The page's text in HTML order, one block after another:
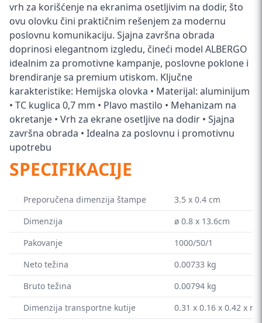
vrh za korišćenje na ekranima osetljivim na dodir, što
ovu olovku čini praktičnim rešenjem za modernu
poslovnu komunikaciju. Sjajna završna obrada
doprinosi elegantnom izgledu, čineći model ALBERGO
idealnim za promotivne kampanje, poslovne poklone i
brendiranje sa premium utiskom. Ključne
karakteristike: Hemijska olovka • Materijal: aluminijum
• TC kuglica 0,7 mm • Plavo mastilo • Mehanizam na
okretanje • Vrh za ekrane osetljive na dodir • Sjajna
završna obrada • Idealna za poslovnu i promotivnu
upotrebu
SPECIFIKACIJE
Preporučena dimenzija štampe
3.5 x 0.4 cm
Dimenzija
ø 0.8 x 13.6cm
Pakovanje
1000/50/1
Neto težina
0.00733 kg
Bruto težina
0.00794 kg
Dimenzija transportne kutije
0.31 x 0.16 x 0.42 x m